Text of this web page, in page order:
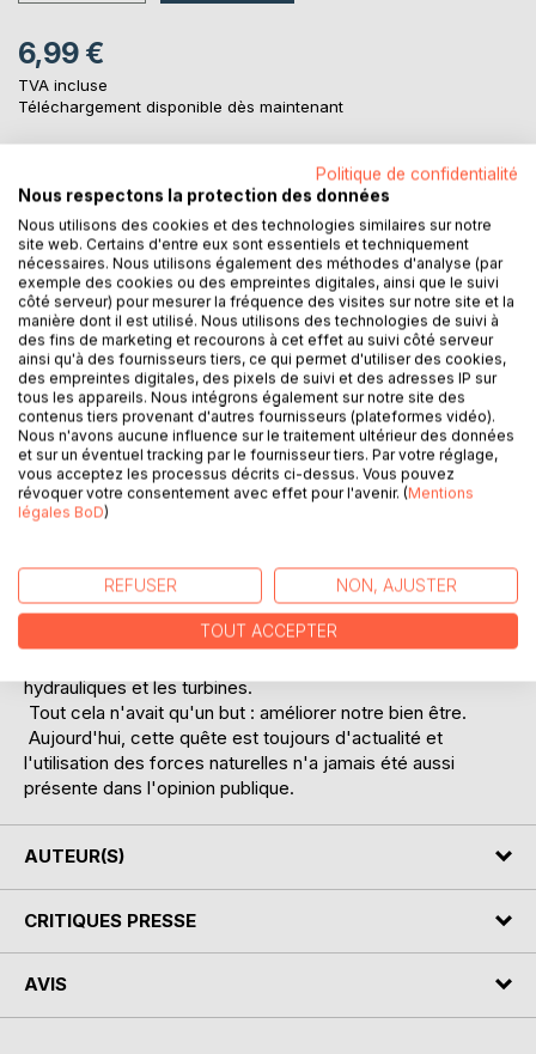
6,99 €
TVA incluse
Téléchargement disponible dès maintenant
AJOUTER AU PANIER
Ajouter à ma liste d'envies
Laisser un avis
DESCRIPTION
aux ingénieurs ou constructeurs spécialisés.
L'auteur a voulu montrer comment l'homme est parvenu à
asservir l'eau et le vent et a su les utiliser pour faire
fonctionner des appareils et moteurs tels que les moulins à
hydrauliques et les turbines.
Tout cela n'avait qu'un but : améliorer notre bien être.
Aujourd'hui, cette quête est toujours d'actualité et
l'utilisation des forces naturelles n'a jamais été aussi
présente dans l'opinion publique.
AUTEUR(S)
CRITIQUES PRESSE
AVIS
Politique de confidentialité
Nous respectons la protection des données
Nous utilisons des cookies et des technologies similaires sur notre
site web. Certains d'entre eux sont essentiels et techniquement
nécessaires. Nous utilisons également des méthodes d'analyse (par
exemple des cookies ou des empreintes digitales, ainsi que le suivi
côté serveur) pour mesurer la fréquence des visites sur notre site et la
manière dont il est utilisé. Nous utilisons des technologies de suivi à
des fins de marketing et recourons à cet effet au suivi côté serveur
ainsi qu'à des fournisseurs tiers, ce qui permet d'utiliser des cookies,
des empreintes digitales, des pixels de suivi et des adresses IP sur
tous les appareils. Nous intégrons également sur notre site des
contenus tiers provenant d'autres fournisseurs (plateformes vidéo).
Nous n'avons aucune influence sur le traitement ultérieur des données
et sur un éventuel tracking par le fournisseur tiers. Par votre réglage,
vous acceptez les processus décrits ci-dessus. Vous pouvez
révoquer votre consentement avec effet pour l'avenir. (Mentions
légales BoD)
REFUSER NON, AJUSTER
TOUT ACCEPTER